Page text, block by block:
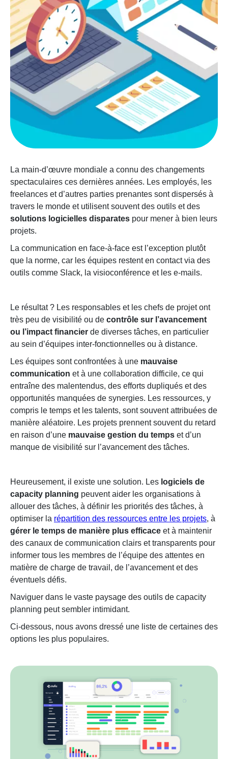
Flexibilité d’utilisation
Intégration
Expérience d’utilisation
Tableau comparatifs des meilleurs logiciels
de capacity planning
La main-d’œuvre mondiale a connu des changements
spectaculaires ces dernières années. Les employés, les
freelances et d’autres parties prenantes sont dispersés à
travers le monde et utilisent souvent des outils et des
solutions logicielles disparates pour mener à bien leurs
projets.
La communication en face-à-face est l’exception plutôt
que la norme, car les équipes restent en contact via des
outils comme Slack, la visioconférence et les e-mails.
Le résultat ? Les responsables et les chefs de projet ont
très peu de visibilité ou de contrôle sur l’avancement
ou l’impact financier de diverses tâches, en particulier
au sein d’équipes inter-fonctionnelles ou à distance.
Les équipes sont confrontées à une mauvaise
communication et à une collaboration difficile, ce qui
entraîne des malentendus, des efforts dupliqués et des
opportunités manquées de synergies. Les ressources, y
compris le temps et les talents, sont souvent attribuées de
manière aléatoire. Les projets prennent souvent du retard
en raison d’une mauvaise gestion du temps et d’un
manque de visibilité sur l’avancement des tâches.
Heureusement, il existe une solution. Les logiciels de
capacity planning peuvent aider les organisations à
allouer des tâches, à définir les priorités des tâches, à
optimiser la répartition des ressources entre les projets, à
gérer le temps de manière plus efficace et à maintenir
des canaux de communication clairs et transparents pour
informer tous les membres de l’équipe des attentes en
matière de charge de travail, de l’avancement et des
éventuels défis.
Naviguer dans le vaste paysage des outils de capacity
planning peut sembler intimidant.
Ci-dessous, nous avons dressé une liste de certaines des
options les plus populaires.